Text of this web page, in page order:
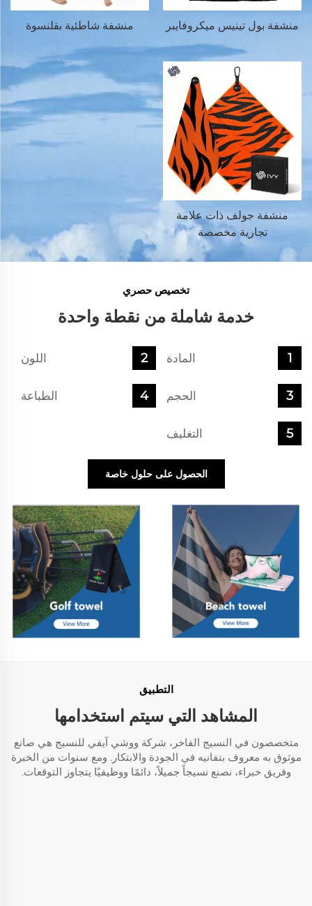
منشفة بول تينيس ميكروفايبر منشفة شاطئية بقلنسوة
منشفة جولف ذات علامة
تجارية مخصصة
تخصيص حصري
خدمة شاملة من نقطة واحدة
المادة اللون
الحجم الطباعة
التغليف
الحصول على حلول خاصة
التطبيق
المشاهد التي سيتم استخدامها
متخصصون في النسيج الفاخر، شركة ووشي آيفي للنسيج هي صانع
موثوق به معروف بتفانيه في الجودة والابتكار. ومع سنوات من الخبرة
وفريق خبراء، نصنع نسيجاً جميلاً، دائمًا ووظيفيًا يتجاوز التوقعات.